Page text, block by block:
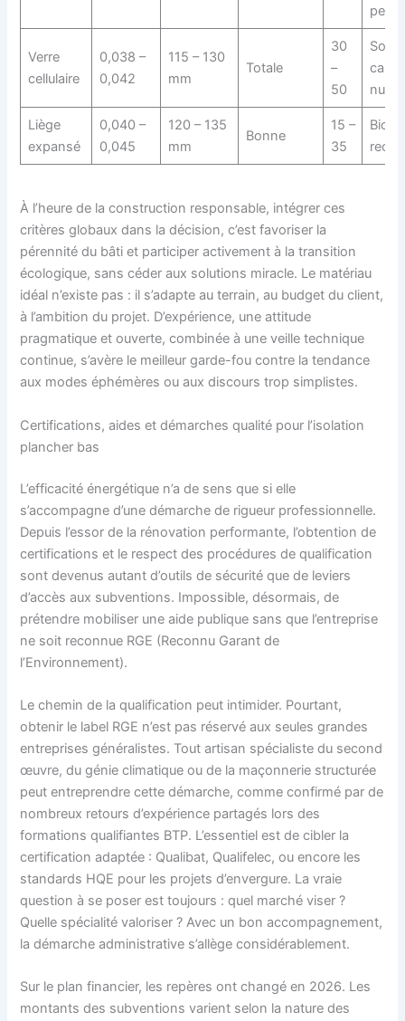
Verre
cellulaire
0,038 –
0,042
115 – 130
mm
Totale
30
–
50
Sol
nulle
Liège
expansé
0,040 –
0,045
120 – 135
mm
Bonne
15 –
35
À l’heure de la construction responsable, intégrer ces
critères globaux dans la décision, c’est favoriser la
pérennité du bâti et participer activement à la transition
écologique, sans céder aux solutions miracle. Le matériau
idéal n’existe pas : il s’adapte au terrain, au budget du client,
à l’ambition du projet. D’expérience, une attitude
pragmatique et ouverte, combinée à une veille technique
continue, s’avère le meilleur garde-fou contre la tendance
aux modes éphémères ou aux discours trop simplistes.
Certifications, aides et démarches qualité pour l’isolation
plancher bas
L’efficacité énergétique n’a de sens que si elle
s’accompagne d’une démarche de rigueur professionnelle.
Depuis l’essor de la rénovation performante, l’obtention de
certifications et le respect des procédures de qualification
sont devenus autant d’outils de sécurité que de leviers
d’accès aux subventions. Impossible, désormais, de
prétendre mobiliser une aide publique sans que l’entreprise
ne soit reconnue RGE (Reconnu Garant de
l’Environnement).
Le chemin de la qualification peut intimider. Pourtant,
obtenir le label RGE n’est pas réservé aux seules grandes
entreprises généralistes. Tout artisan spécialiste du second
œuvre, du génie climatique ou de la maçonnerie structurée
peut entreprendre cette démarche, comme confirmé par de
nombreux retours d’expérience partagés lors des
formations qualifiantes BTP. L’essentiel est de cibler la
certification adaptée : Qualibat, Qualifelec, ou encore les
standards HQE pour les projets d’envergure. La vraie
question à se poser est toujours : quel marché viser ?
Quelle spécialité valoriser ? Avec un bon accompagnement,
la démarche administrative s’allège considérablement.
Sur le plan financier, les repères ont changé en 2026. Les
montants des subventions varient selon la nature des